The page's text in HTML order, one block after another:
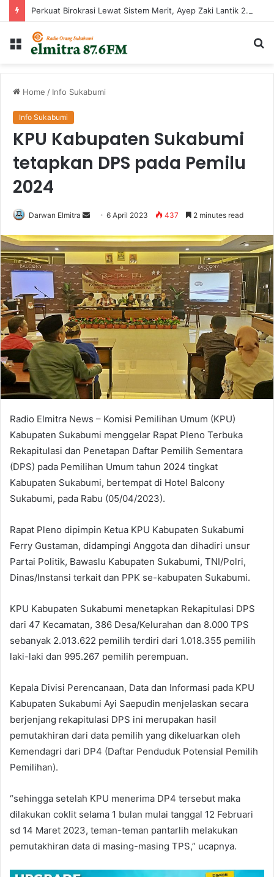
Perkuat Birokrasi Lewat Sistem Merit, Ayep Zaki Lantik 24 Pejabat
Menu
Home / Info Sukabumi
Info Sukabumi
KPU Kabupaten Sukabumi
tetapkan DPS pada Pemilu
2024
Darwan Elmitra
Send
email
6 April 2023 437 2 minutes read
Radio Elmitra News – Komisi Pemilihan Umum (KPU)
Kabupaten Sukabumi menggelar Rapat Pleno Terbuka
Rekapitulasi dan Penetapan Daftar Pemilih Sementara
(DPS) pada Pemilihan Umum tahun 2024 tingkat
Kabupaten Sukabumi, bertempat di Hotel Balcony
Sukabumi, pada Rabu (05/04/2023).
Rapat Pleno dipimpin Ketua KPU Kabupaten Sukabumi
Ferry Gustaman, didampingi Anggota dan dihadiri unsur
Partai Politik, Bawaslu Kabupaten Sukabumi, TNI/Polri,
Dinas/Instansi terkait dan PPK se-kabupaten Sukabumi.
KPU Kabupaten Sukabumi menetapkan Rekapitulasi DPS
dari 47 Kecamatan, 386 Desa/Kelurahan dan 8.000 TPS
sebanyak 2.013.622 pemilih terdiri dari 1.018.355 pemilih
laki-laki dan 995.267 pemilih perempuan.
Kepala Divisi Perencanaan, Data dan Informasi pada KPU
Kabupaten Sukabumi Ayi Saepudin menjelaskan secara
berjenjang rekapitulasi DPS ini merupakan hasil
pemutakhiran dari data pemilih yang dikeluarkan oleh
Kemendagri dari DP4 (Daftar Penduduk Potensial Pemilih
Pemilihan).
“sehingga setelah KPU menerima DP4 tersebut maka
dilakukan coklit selama 1 bulan mulai tanggal 12 Februari
sd 14 Maret 2023, teman-teman pantarlih melakukan
pemutakhiran data di masing-masing TPS,” ucapnya.